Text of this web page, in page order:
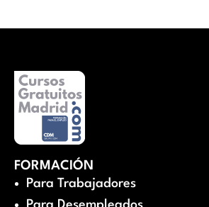
FORMACIÓN
Para Trabajadores